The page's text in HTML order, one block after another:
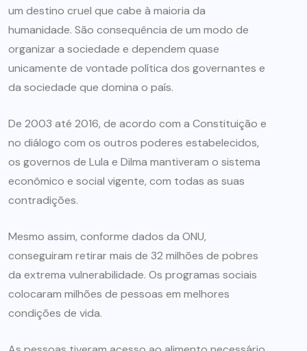
um destino cruel que cabe à maioria da
humanidade. São consequência de um modo de
organizar a sociedade e dependem quase
unicamente de vontade política dos governantes e
da sociedade que domina o país.
De 2003 até 2016, de acordo com a Constituição e
no diálogo com os outros poderes estabelecidos,
os governos de Lula e Dilma mantiveram o sistema
econômico e social vigente, com todas as suas
contradições.
Mesmo assim, conforme dados da ONU,
conseguiram retirar mais de 32 milhões de pobres
da extrema vulnerabilidade. Os programas sociais
colocaram milhões de pessoas em melhores
condições de vida.